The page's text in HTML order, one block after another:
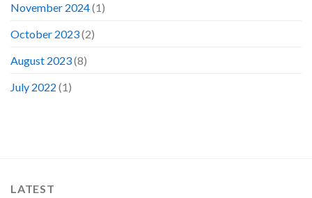
November 2024(1)
October 2023(2)
August 2023(8)
July 2022 (1)
LATEST